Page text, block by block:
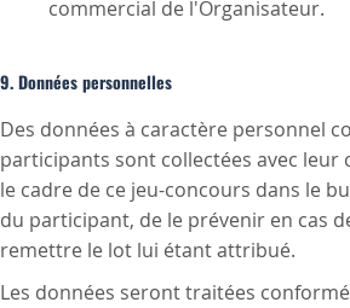
commercial de l'Organisateur.
9. Données personnelles
Des données à caractère personnel
participants sont collectées avec leur
le cadre de ce jeu-concours dans le
du participant, de le prévenir en cas
remettre le lot lui étant attribué.
Les données seront traitées